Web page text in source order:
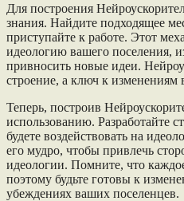
Для построения
знания. Найдите подходящее
приступайте к работе. Этот
идеологию вашего поселения,
привносить новые идеи.
строение, а ключ к изменениям
Теперь, построив
использованию. Разработайте
будете воздействовать на
его мудро, чтобы привлечь
идеологии. Помните, что
поэтому будьте готовы к
убеждениях ваших поселенцев.